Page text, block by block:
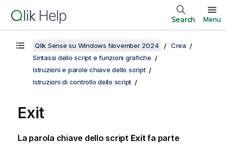
Search Menu
Qlik Sense su Windows November 2024
Crea
Sintassi dello script e funzioni grafiche
Istruzioni e parole chiave dello script
Istruzioni di controllo dello script
Exit
La parola chiave dello script Exitfa parte